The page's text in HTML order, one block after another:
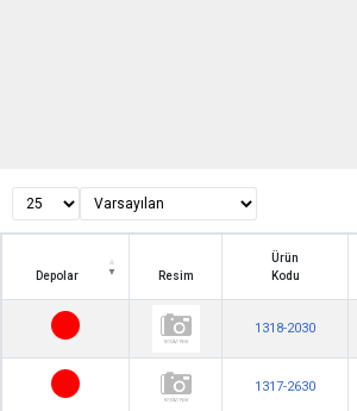
Depolar Resim
Ürün
Kodu
Depolar
Kodu
1318-2030
1317-2630